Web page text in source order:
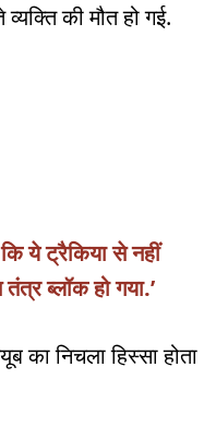
की मौत हो गई.
ये ट्रैकिया से नहीं
ब्लॉक हो गया.’
का निचला हिस्सा होता